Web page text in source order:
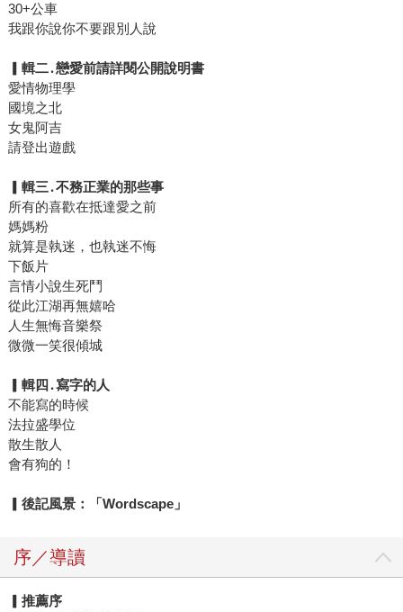
30+公車
我跟你說你不要跟別人說
輯二․戀愛前請詳閱公開說明書
愛情物理學
國境之北
女鬼阿吉
請登出遊戲
輯三․不務正業的那些事
所有的喜歡在抵達愛之前
媽媽粉
就算是執迷，也執迷不悔
下飯片
言情小說生死鬥
從此江湖再無嬉哈
人生無悔音樂祭
微微一笑很傾城
輯四․寫字的人
不能寫的時候
法拉盛學位
散生散人
會有狗的！
後記風景：「Wordscape」
序／導讀
▎推薦序